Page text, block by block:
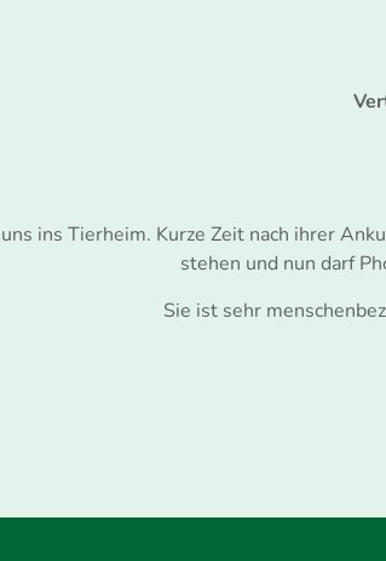
ins Tierheim. Kurze Zeit nach ihrer
stehen und nun darf
Sie ist sehr